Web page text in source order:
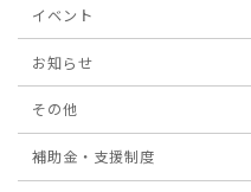
イベント
お知らせ
その他
補助金・支援制度